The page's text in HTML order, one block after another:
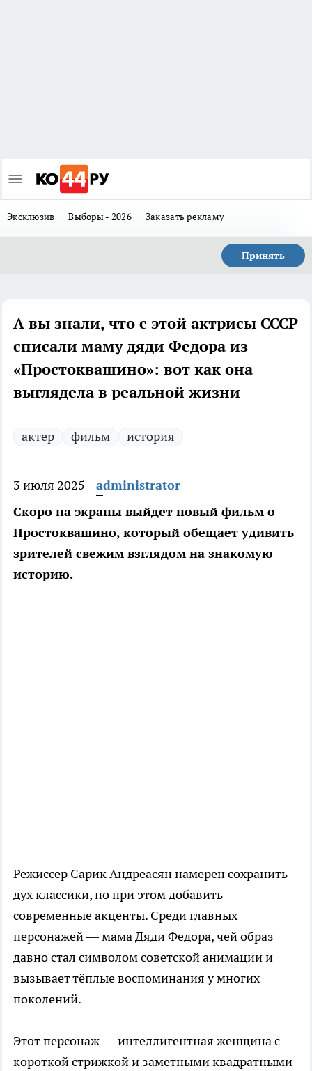
Эксклюзив Выборы - 2026 Заказать рекламу
Принять
А вы знали, что с этой актрисы СССР
списали маму дяди Федора из
«Простоквашино»: вот как она
выглядела в реальной жизни
актер фильм история
3 июля 2025
administrator
Скоро на экраны выйдет новый фильм о
Простоквашино, который обещает удивить
зрителей свежим взглядом на знакомую
историю.
Режиссер Сарик Андреасян намерен сохранить
дух классики, но при этом добавить
современные акценты. Среди главных
персонажей — мама Дяди Федора, чей образ
давно стал символом советской анимации и
вызывает тёплые воспоминания у многих
поколений.
Этот персонаж — интеллигентная женщина с
короткой стрижкой и заметными квадратными